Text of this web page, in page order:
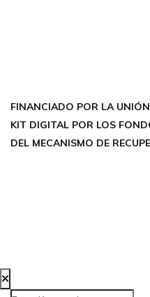
FINANCIADO POR LA
KIT DIGITAL POR LOS
DEL MECANISMO DE